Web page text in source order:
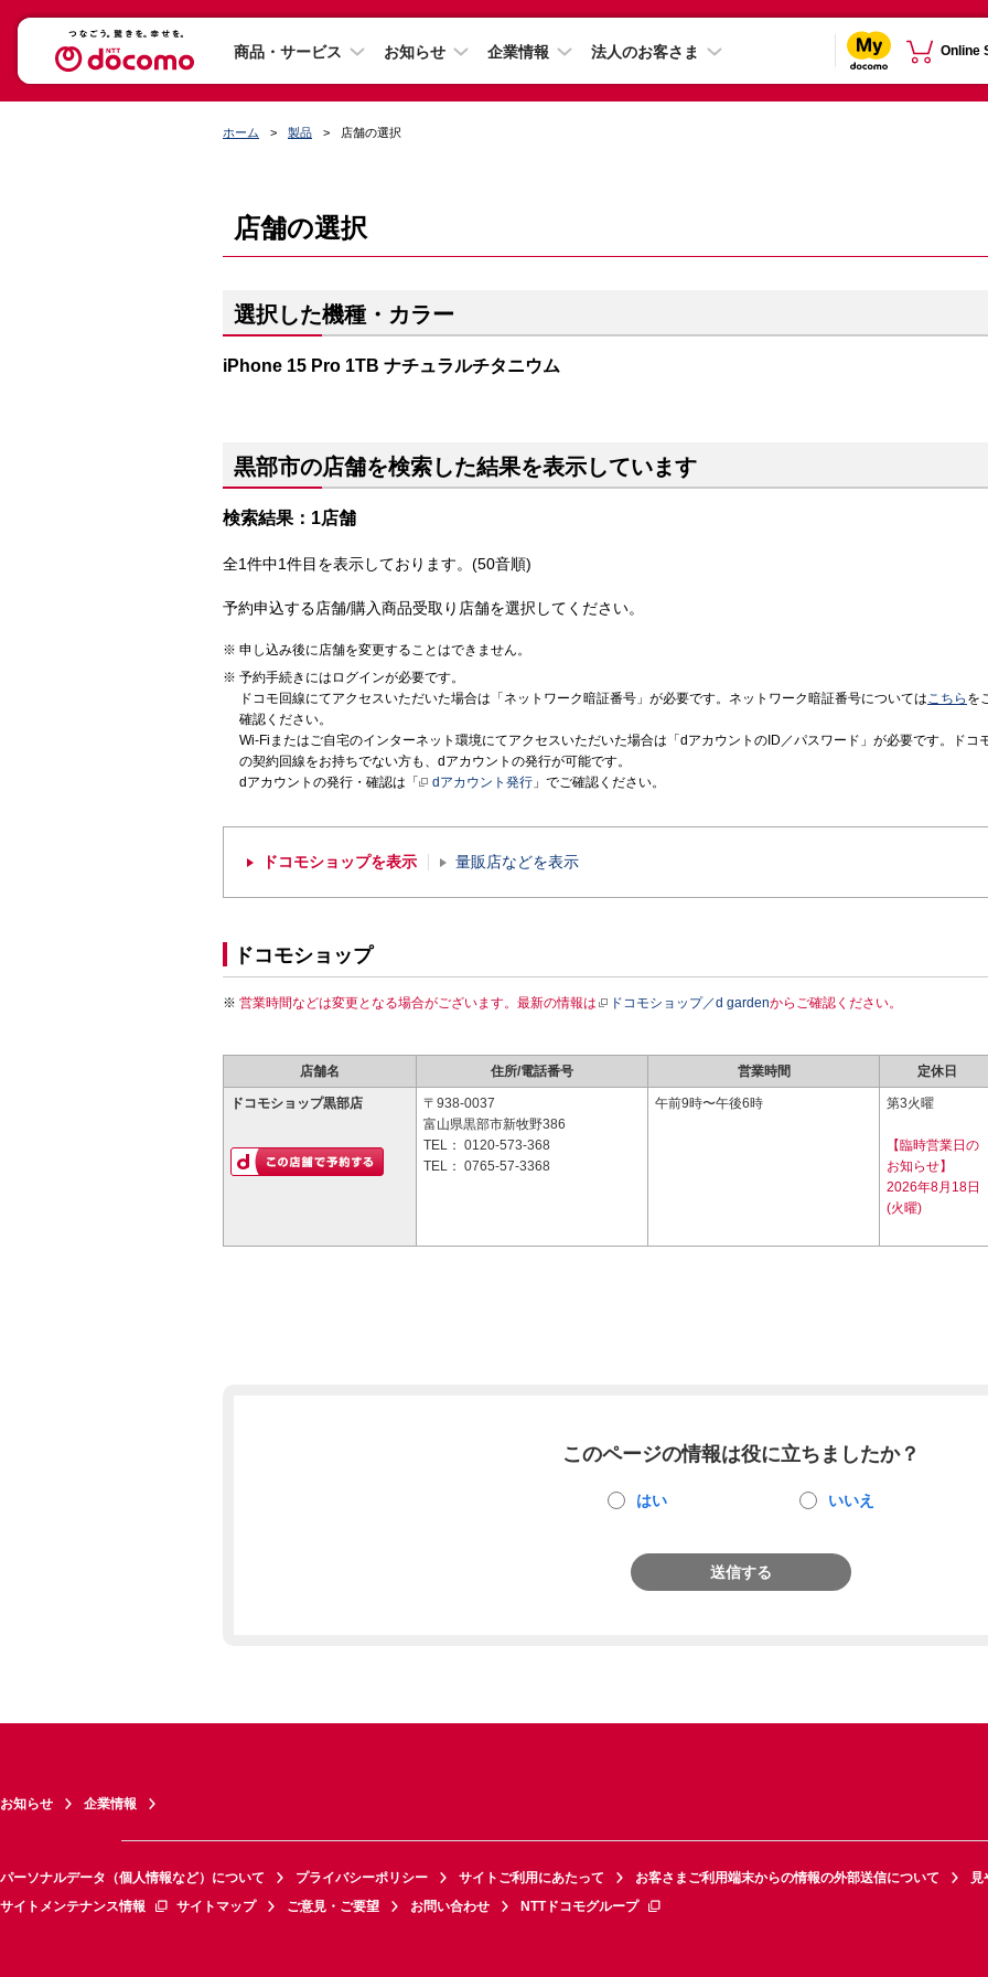
商品・サービス お知らせ 企業情報 法人のお客さま Online
ホーム 製品 店舗の選択
店舗の選択
選択した機種・カラー
iPhone 15 Pro 1TB ナチュラルチタニウム
黒部市の店舗を検索した結果を表示しています
検索結果：1店舗
全1件中1件目を表示しております。(50音順)
予約申込する店舗/購入商品受取り店舗を選択してください。
申し込み後に店舗を変更することはできません。
予約手続きにはログインが必要です。
ドコモ回線にてアクセスいただいた場合は「ネットワーク暗証番号」が必要です。ネットワーク暗証番号についてはこちら を
確認ください。
Wi-Fiまたはご自宅のインターネット環境にてアクセスいただいた場合は「dアカウントのID／パスワード」が必要です。ドコ
の契約回線をお持ちでない方も、dアカウントの発行が可能です。
dアカウントの発行・確認は「
dアカウント発行 」でご確認ください。
ドコモショップを表示 量販店などを表示
ドコモショップ
営業時間などは変更となる場合がございます。最新の情報は ドコモショップ／d gardenからご確認ください。
店舗名 住所/電話番号 営業時間 定休日
ドコモショップ黒部店
〒938-0037
富山県黒部市新牧野386
TEL： 0120-573-368
TEL： 0765-57-3368
午前9時〜午後6時 第3火曜
【臨時営業日の
お知らせ】
2026年8月18日
(火曜)
このページの情報は役に立ちましたか？
はい いいえ
送信する
お知らせ 企業情報
パーソナルデータ（個人情報など）について プライバシーポリシー サイトご利用にあたって お客さまご利用端末からの情報の外部送信について
見
サイトメンテナンス情報
サイトマップ ご意見・ご要望 お問い合わせ NTTドコモグループ